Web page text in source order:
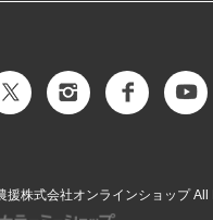
援株式会社オンラインショップ